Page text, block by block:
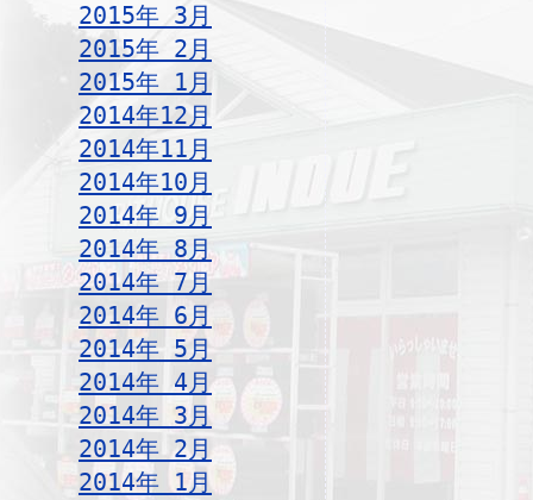
2015年 3月
2015年 2月
2015年 1月
2014年12月
2014年11月
2014年10月
2014年 9月
2014年 8月
2014年 7月
2014年 6月
2014年 5月
2014年 4月
2014年 3月
2014年 2月
2014年 1月